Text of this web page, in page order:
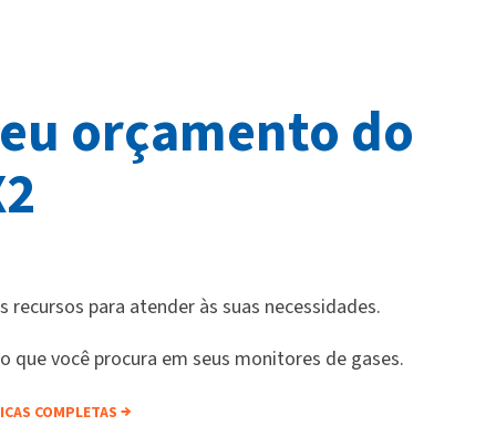
orçamento do
recursos para atender às suas necessidades.
que você procura em seus monitores de gases.
COMPLETAS